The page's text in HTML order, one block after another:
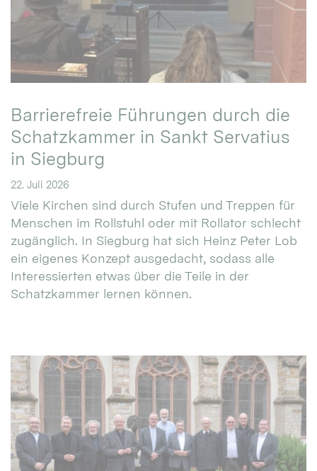
Barrierefreie Führungen durch die
Schatzkammer in Sankt Servatius
in Siegburg
22. Juli 2026
Viele Kirchen sind durch Stufen und Treppen für
Menschen im Rollstuhl oder mit Rollator schlecht
zugänglich. In Siegburg hat sich Heinz Peter Lob
ein eigenes Konzept ausgedacht, sodass alle
Interessierten etwas über die Teile in der
Schatzkammer lernen können.